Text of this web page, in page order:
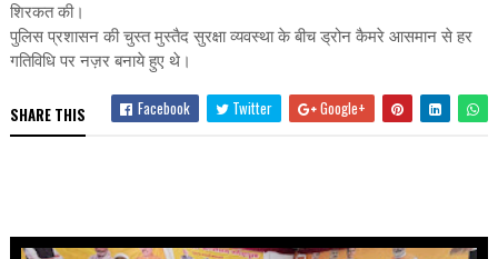
शिरकत की।
पुलिस प्रशासन की चुस्त मुस्तैद सुरक्षा व्यवस्था के बीच ड्रोन कैमरे आसमान से हर
गतिविधि पर नज़र बनाये हुए थे।
SHARE THIS Facebook Twitter Google+